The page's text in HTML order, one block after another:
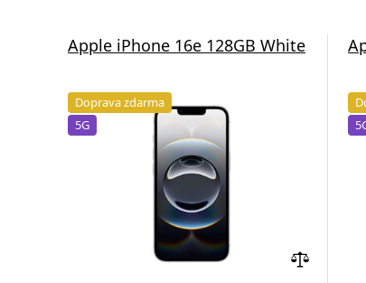
Apple iPhone 16e 128GB White
Doprava zdarma
5G